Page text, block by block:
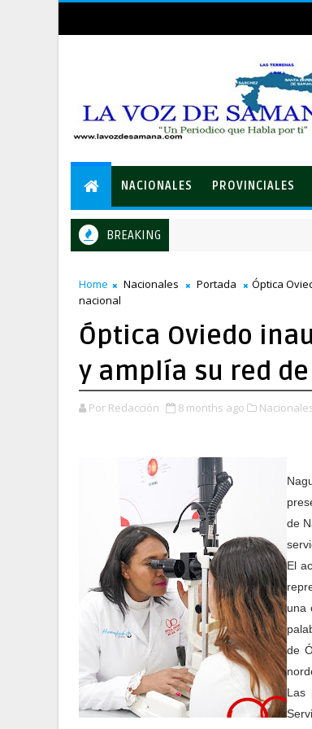
NACIONALES PROVINCIALES
BREAKING
Home Nacionales Portada
Óptica
nacional
Óptica Oviedo
y amplía su red
Por Redacción 8 months ago
de
El
una
de
Las